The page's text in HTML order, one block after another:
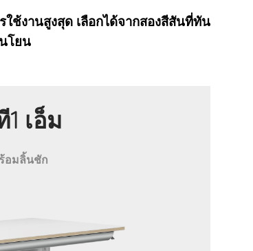
ช้งานสูงสุด เลือกได้จากสองสีสันที่ทัน
โยน
1 เอ็ม
อมลิ้นชัก